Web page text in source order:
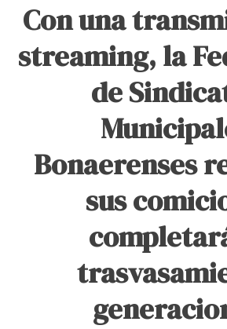
Con una
streaming, la
de
Bonaerenses
sus